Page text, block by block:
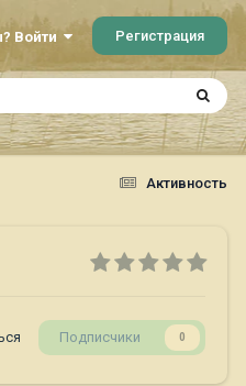
Войти Регистрация
Активность
Подписчики 0